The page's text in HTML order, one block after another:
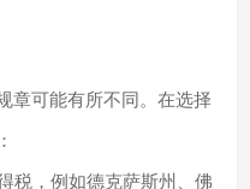
章可能有所不同。在选择
税，例如德克萨斯州、佛